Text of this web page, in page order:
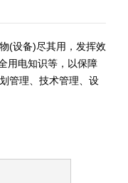
(设备)尽其用，发挥效
用电知识等，以保障
管理、技术管理、设